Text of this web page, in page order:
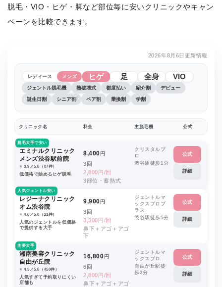
脱毛・VIO・ヒゲ・脚など部位毎に安いクリニックやキャン
ペーンを比較できます。
2026年8月6日更新情報
レディース メンズ ヒゲ 足 全身 VIO
ジェントル脱毛機 熱破壊式 都度払い 紹介割 デビュー
誕生日割 シニア割 ペア割 乗換割 学割
クリニック名 料金 主脱毛機 公式
脱毛大手で安い
エミナルクリニック
メンズ渋谷駅前院
⭐️ 3.9／5.0（87件）
低価格で始めるヒゲ脱毛
8,400円
3回
2,800円/回
3部位・蓄熱式
クリスタルプ
ロ
渋谷駅徒歩1分
公式
詳細
人気ジェントル安い
レジーナクリニック
オム渋谷院
⭐️ 4.6／5.0（21件）
人気のジェントルを低価格
で提供する大手
9,900円
3回
3,300円/回
鼻下＋アゴ＋アゴ
下
ジェントルマ
ックスプロプ
ラス
渋谷駅徒歩5分
公式
詳細
主要大手
湘南美容クリニック
自由が丘院
⭐️ 4.5／5.0（450件）
人気すぎて予約取りにくい
店舗も
16,800円
6回
2,800円/回
鼻下＋アゴ＋アゴ
ジェントルマ
ックスプロ
自由が丘駅徒
歩2分
公式
詳細